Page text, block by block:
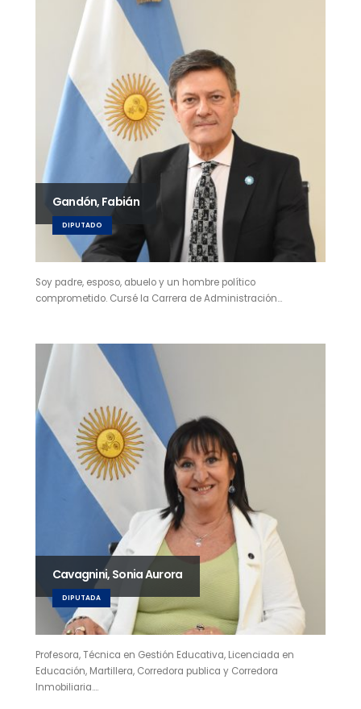
Gandón, Fabián
DIPUTADO
Soy padre, esposo, abuelo y un hombre político
comprometido. Cursé la Carrera de Administración…
Cavagnini, Sonia Aurora
DIPUTADA
Profesora, Técnica en Gestión Educativa, Licenciada en
Educación, Martillera, Corredora publica y Corredora
Inmobiliaria.…